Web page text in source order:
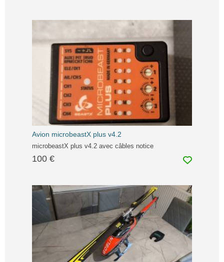
Avion microbeastX plus v4.2
microbeastX plus v4.2 avec câbles notice
100 €